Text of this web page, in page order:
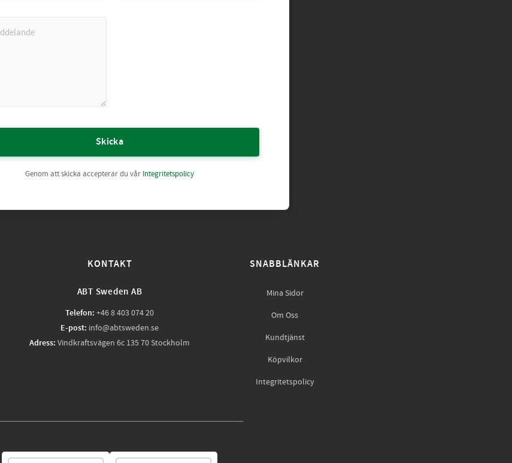
Skicka
Genom att skicka accepterar du vår Integritetspolicy
KONTAKT
ABT Sweden AB
Telefon: +46 8 403 074 20
E-post: info@abtsweden.se
Adress: Vindkraftsvägen 6c 135 70 Stockholm
SNABBLÄNKAR
Mina Sidor
Om Oss
Kundtjänst
Köpvilkor
Integritetspolicy